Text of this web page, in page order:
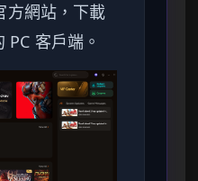
方網站，下載
PC 客戶端。